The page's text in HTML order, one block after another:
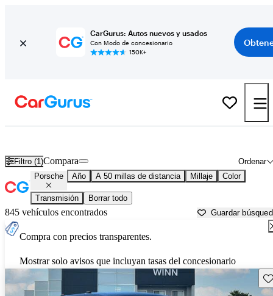
CarGurus: Autos nuevos y usados
Con Modo de concesionario
150K+
Filtro (1) Ordenar
Compara
Porsche Año A 50 millas de distancia Millaje Color
Transmisión Borrar todo
845 vehículos encontrados Guardar
Compra con precios transparentes.
Mostrar solo avisos que incluyan tasas del concesionario